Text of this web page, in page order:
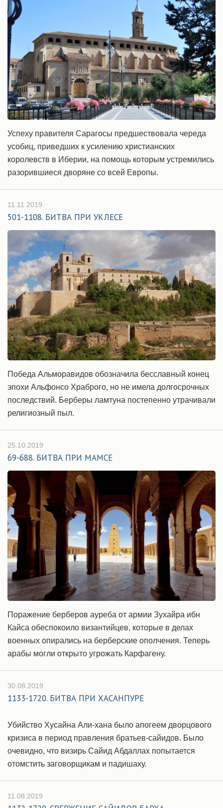
Успеху правителя Сарагосы предшествовала череда
усобиц, приведших к усилению христианских
королевств в Иберии, на помощь которым устремились
разорившиеся дворяне со всей Европы.
11.11.2019
501-1108. БИТВА ПРИ УКЛЕСЕ
Победа Альморавидов обозначила бесславный конец
эпохи Альфонсо Храброго, но не имела долгосрочных
последствий. Берберы ламтуна постепенно утрачивали
религиозный пыл.
25.10.2019
69-688. БИТВА ПРИ МАМСЕ
Поражение берберов ауреба от армии Зухайра ибн
Кайса обеспокоило византийцев, которые в делах
военных опирались на берберские ополчения. Теперь
арабы могли открыто угрожать Карфагену.
30.08.2019
1133-1720. БИТВА ПРИ ХАСАНПУРЕ
Убийство Хусайна Али-хана было апогеем дворцового
кризиса в период правления братьев-сайидов. Было
очевидно, что визирь Сайид Абдаллах попытается
отомстить заговорщикам и падишаху.
11.08.2019